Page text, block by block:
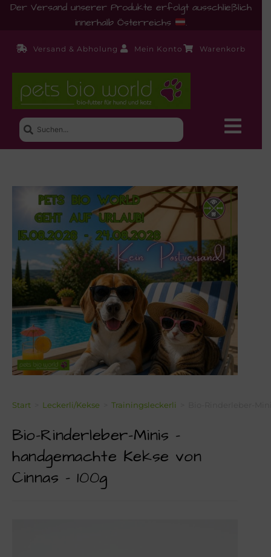
Der Versand unserer Produkte erfolgt ausschließlich
innerhalb Österreichs
.
Versand & Abholung Mein Konto Warenkorb
Neue Produkte
Shop
Ernährungsberatung!
Startseite
Über Mich!
Unser Team!
Blog
Kontakt
Napf-Wissen!
Terminvereinbarung
Newsletter Anmeldung
Start Leckerli/Kekse Trainingsleckerli
Bio-Rinderleber-Minis –
handgemachte Kekse von
Cinnas – 100g